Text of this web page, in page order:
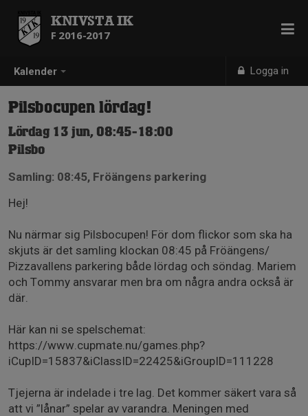
Kalender Logga in
KNIVSTA IK
F 2016-2017
Pilsbocupen lördag!
Lördag 13 jun, 08:45-18:00
Pilsbo
Samling: 08:45, Fröängens parkering
Hej!
Nu närmar sig Pilsbocupen! För dom flickor som ska ha
skjuts är det samling klockan 08:45 på Fröängens/
Pizzavallens parkering både lördag och söndag. Mariem
och Tommy ansvarar men bra om några andra också är
där.
Här kan ni se spelschemat:
https://www.cupmate.nu/games.php?
iCupID=15837&iClassID=22425&iGroupID=111228
Tjejerna är indelade i tre lag. Det kommer säkert vara så
att vi ”lånar” spelar av varandra. Meningen med